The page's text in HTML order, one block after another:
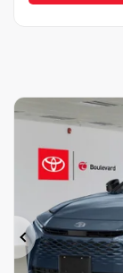
Précédent